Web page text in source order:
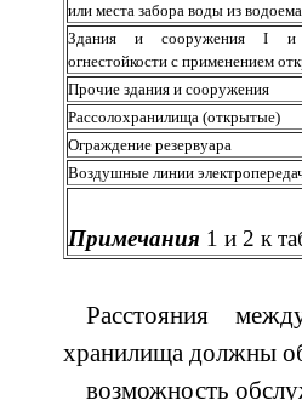
или места забора воды из
Здания и сооружения I и
огнестойкости с применением
Прочие здания и сооружения
Рассолохранилища (открытые)
Ограждение резервуара
Воздушные линии
Примечания 1 и 2 к
Расстояния
хранилища должны
возможность